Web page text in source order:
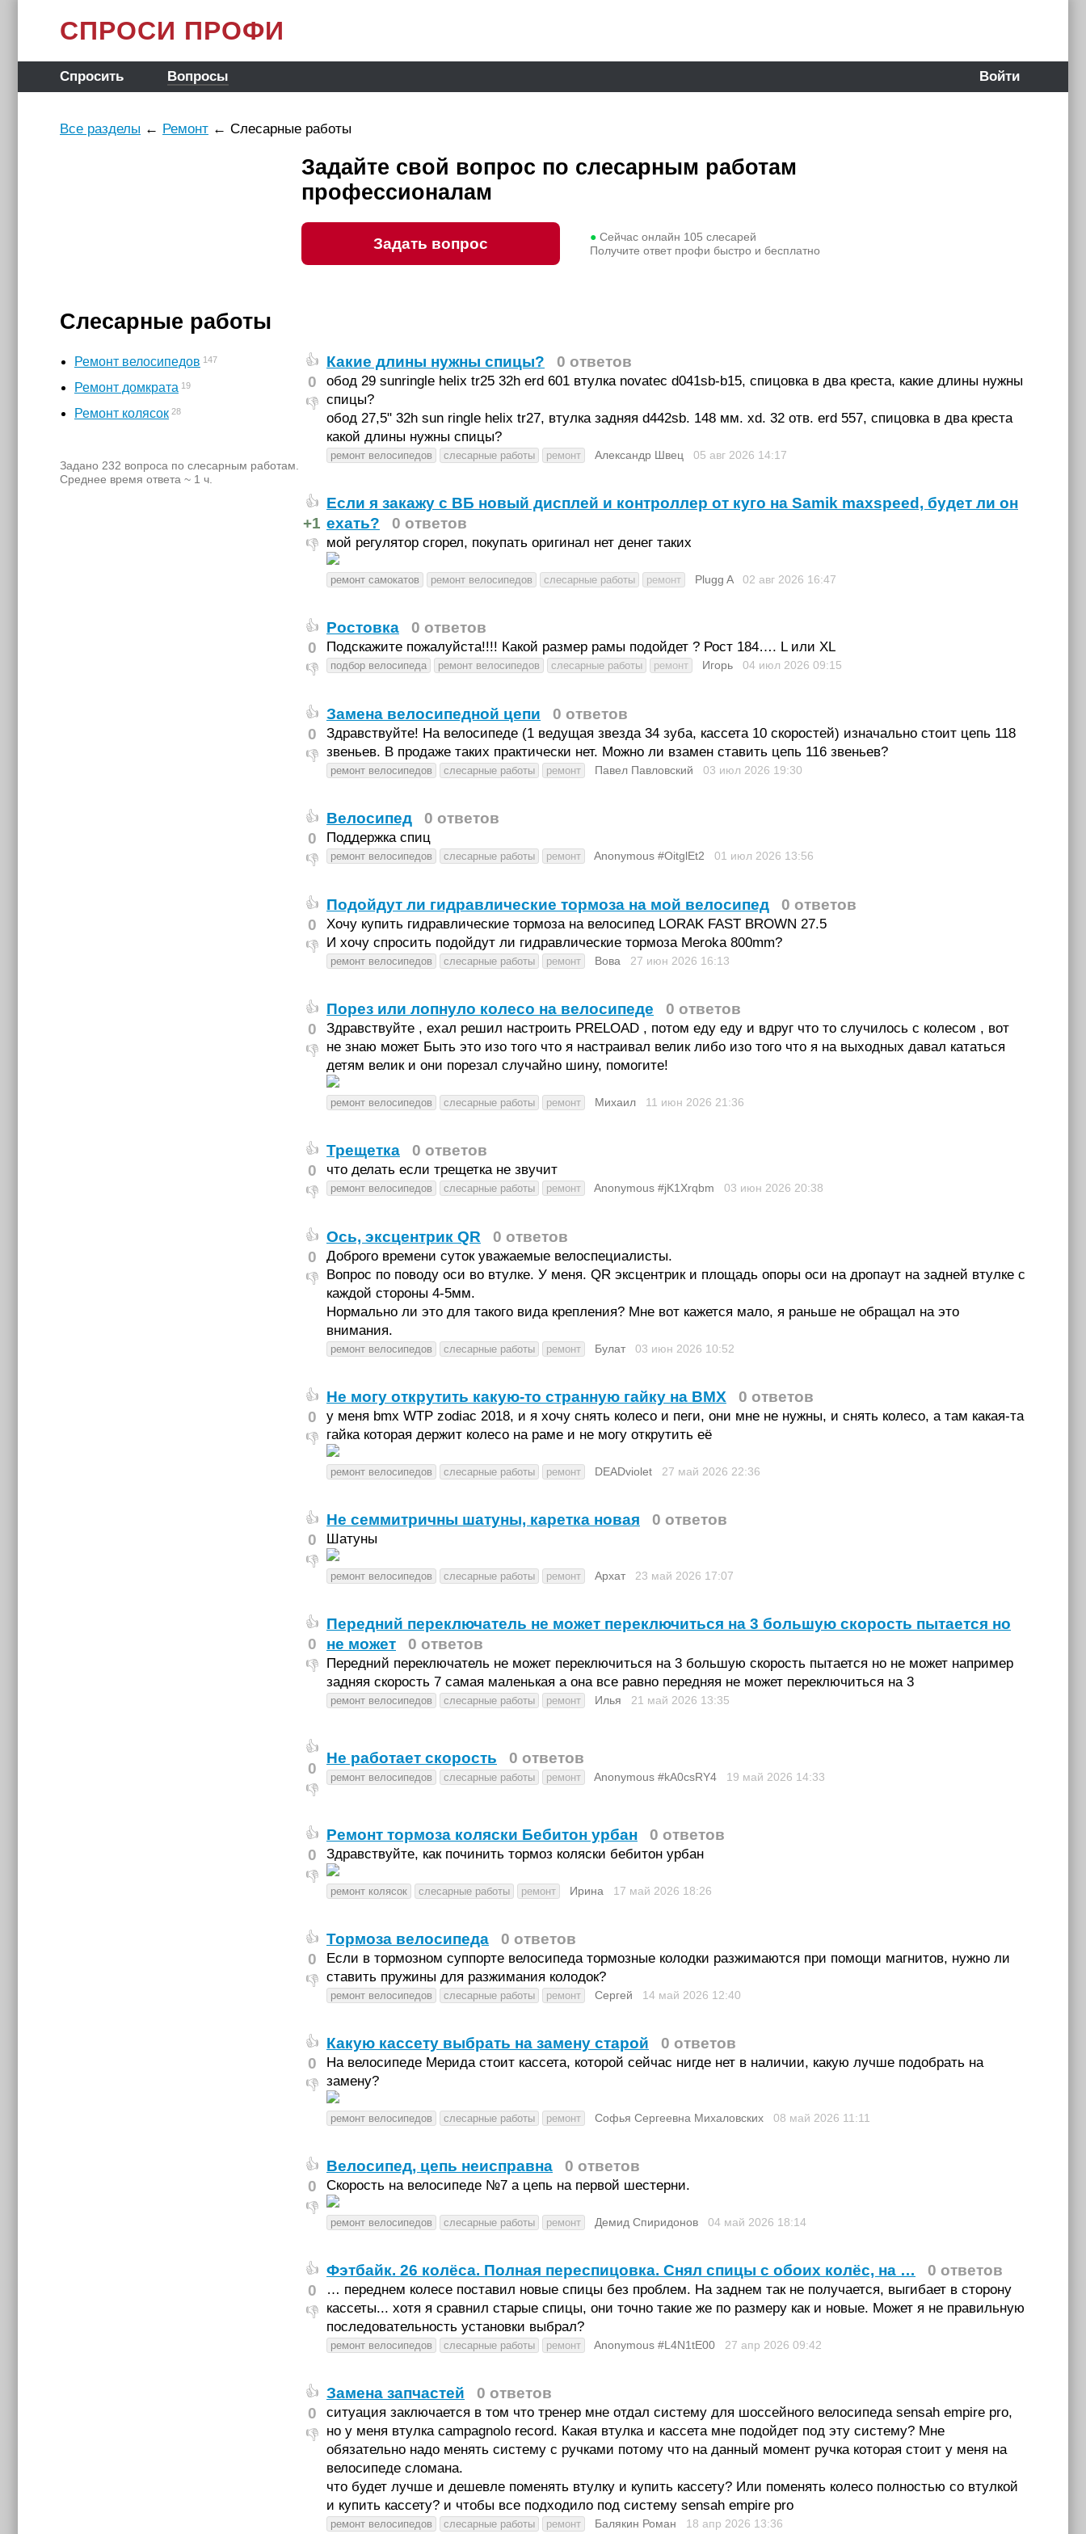
СПРОСИ ПРОФИ
Спросить Вопросы Войти
Все разделы ← Ремонт ← Слесарные работы
Задайте свой вопрос по слесарным работам
профессионалам
Задать вопрос ● Сейчас онлайн 105 слесарей
Получите ответ профи быстро и бесплатно
Слесарные работы
Ремонт велосипедов 147
Ремонт домкрата 19
Ремонт колясок 28
Задано 232 вопроса по слесарным работам.
Среднее время ответа ~ 1 ч.
👍
0
👎
Какие длины нужны спицы? 0 ответов
обод 29 sunringle helix tr25 32h erd 601 втулка novatec d041sb-b15, спицовка в два креста, какие длины нужны
спицы?
обод 27,5" 32h sun ringle helix tr27, втулка задняя d442sb. 148 мм. xd. 32 отв. erd 557, спицовка в два креста
какой длины нужны спицы?
ремонт велосипедов слесарные работы ремонт Александр Швец 05 авг 2026 14:17
👍
+1
👎
Если я закажу с ВБ новый дисплей и контроллер от куго на Samik maxspeed, будет ли он
ехать?
0 ответов
мой регулятор сгорел, покупать оригинал нет денег таких
ремонт самокатов ремонт велосипедов слесарные работы ремонт Plugg A 02 авг 2026 16:47
👍
0
👎
Ростовка 0 ответов
Подскажите пожалуйста!!!! Какой размер рамы подойдет ? Рост 184…. L или XL
подбор велосипеда ремонт велосипедов слесарные работы ремонт Игорь 04 июл 2026 09:15
👍
0
👎
Замена велосипедной цепи 0 ответов
Здравствуйте! На велосипеде (1 ведущая звезда 34 зуба, кассета 10 скоростей) изначально стоит цепь 118
звеньев. В продаже таких практически нет. Можно ли взамен ставить цепь 116 звеньев?
ремонт велосипедов слесарные работы ремонт Павел Павловский 03 июл 2026 19:30
👍
0
👎
Велосипед 0 ответов
Поддержка спиц
ремонт велосипедов слесарные работы ремонт Anonymous #OitglEt2 01 июл 2026 13:56
👍
0
👎
Подойдут ли гидравлические тормоза на мой велосипед 0 ответов
Хочу купить гидравлические тормоза на велосипед LORAK FAST BROWN 27.5
И хочу спросить подойдут ли гидравлические тормоза Meroka 800mm?
ремонт велосипедов слесарные работы ремонт Вова 27 июн 2026 16:13
👍
0
👎
Порез или лопнуло колесо на велосипеде 0 ответов
Здравствуйте , ехал решил настроить PRELOAD , потом еду еду и вдруг что то случилось с колесом , вот
не знаю может Быть это изо того что я настраивал велик либо изо того что я на выходных давал кататься
детям велик и они порезал случайно шину, помогите!
ремонт велосипедов слесарные работы ремонт Михаил 11 июн 2026 21:36
👍
0
👎
Трещетка 0 ответов
что делать если трещетка не звучит
ремонт велосипедов слесарные работы ремонт Anonymous #jK1Xrqbm 03 июн 2026 20:38
👍
0
👎
Ось, эксцентрик QR 0 ответов
Доброго времени суток уважаемые велоспециалисты.
Вопрос по поводу оси во втулке. У меня. QR эксцентрик и площадь опоры оси на дропаут на задней втулке с
каждой стороны 4-5мм.
Нормально ли это для такого вида крепления? Мне вот кажется мало, я раньше не обращал на это
внимания.
ремонт велосипедов слесарные работы ремонт Булат 03 июн 2026 10:52
👍
0
👎
Не могу открутить какую-то странную гайку на BMX 0 ответов
у меня bmx WTP zodiac 2018, и я хочу снять колесо и пеги, они мне не нужны, и снять колесо, а там какая-та
гайка которая держит колесо на раме и не могу открутить её
ремонт велосипедов слесарные работы ремонт DEADviolet 27 май 2026 22:36
👍
0
👎
Не семмитричны шатуны, каретка новая 0 ответов
Шатуны
ремонт велосипедов слесарные работы ремонт Архат 23 май 2026 17:07
👍
0
👎
Передний переключатель не может переключиться на 3 большую скорость пытается но
не может
0 ответов
Передний переключатель не может переключиться на 3 большую скорость пытается но не может например
задняя скорость 7 самая маленькая а она все равно передняя не может переключиться на 3
ремонт велосипедов слесарные работы ремонт Илья 21 май 2026 13:35
👍
0
👎
Не работает скорость 0 ответов
ремонт велосипедов слесарные работы ремонт Anonymous #kA0csRY4 19 май 2026 14:33
👍
0
👎
Ремонт тормоза коляски Бебитон урбан 0 ответов
Здравствуйте, как починить тормоз коляски бебитон урбан
ремонт колясок слесарные работы ремонт Ирина 17 май 2026 18:26
👍
0
👎
Тормоза велосипеда 0 ответов
Если в тормозном суппорте велосипеда тормозные колодки разжимаются при помощи магнитов, нужно ли
ставить пружины для разжимания колодок?
ремонт велосипедов слесарные работы ремонт Сергей 14 май 2026 12:40
👍
0
👎
Какую кассету выбрать на замену старой 0 ответов
На велосипеде Мерида стоит кассета, которой сейчас нигде нет в наличии, какую лучше подобрать на
замену?
ремонт велосипедов слесарные работы ремонт Софья Сергеевна Михаловских 08 май 2026 11:11
👍
0
👎
Велосипед, цепь неисправна 0 ответов
Скорость на велосипеде №7 а цепь на первой шестерни.
ремонт велосипедов слесарные работы ремонт Демид Спиридонов 04 май 2026 18:14
👍
0
👎
Фэтбайк. 26 колёса. Полная переспицовка. Снял спицы с обоих колёс, на … 0 ответов
… переднем колесе поставил новые спицы без проблем. На заднем так не получается, выгибает в сторону
кассеты... хотя я сравнил старые спицы, они точно такие же по размеру как и новые. Может я не правильную
последовательность установки выбрал?
ремонт велосипедов слесарные работы ремонт Anonymous #L4N1tE00 27 апр 2026 09:42
👍
0
👎
Замена запчастей 0 ответов
ситуация заключается в том что тренер мне отдал систему для шоссейного велосипеда sensah empire pro,
но у меня втулка campagnolo record. Какая втулка и кассета мне подойдет под эту систему? Мне
обязательно надо менять систему с ручками потому что на данный момент ручка которая стоит у меня на
велосипеде сломана.
что будет лучше и дешевле поменять втулку и купить кассету? Или поменять колесо полностью со втулкой
и купить кассету? и чтобы все подходило под систему sensah empire pro
ремонт велосипедов слесарные работы ремонт Балякин Роман 18 апр 2026 13:36